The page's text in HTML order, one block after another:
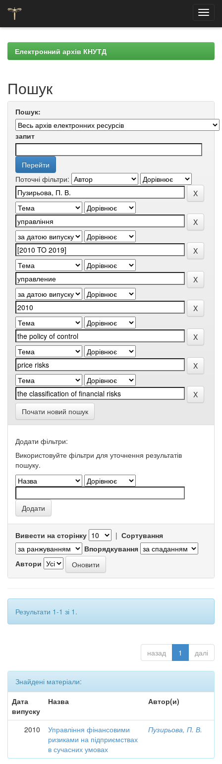
navigationЕлектронний архів КНУТД
Пошук
Пошук:
запит
Поточні фільтри:
Почати новий пошук
Додати фільтри:
Використовуйте фільтри для уточнення результатів
пошуку.
Вивести на сторінку | Сортування
Впорядкування
Автори
Результати 1-1 зі 1.
назад 1 далі
Знайдені матеріали:
Дата
випуску
Назва Автор(и)
2010
Управління фінансовими
ризиками на підприємствах
в сучасних умовах
Пузирьова, П. В.